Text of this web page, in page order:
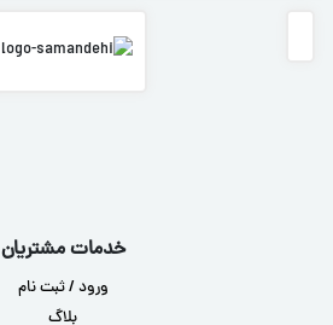
خدمات مشتریان
ورود / ثبت نام
بلاگ